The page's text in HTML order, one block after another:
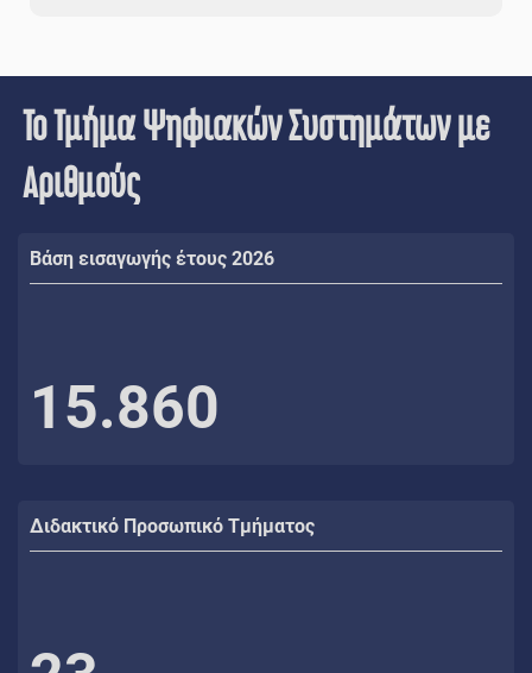
Το Τμήμα Ψηφιακών Συστημάτων με
Αριθμούς
Βάση εισαγωγής έτους 2026
15.860
Διδακτικό Προσωπικό Τμήματος